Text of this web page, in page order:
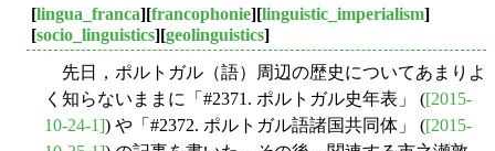
[lingua_franca][francophonie][linguistic_imperialism]
[socio_linguistics][geolinguistics]
先日，ポルトガル（語）周辺の歴史についてあまりよ
く知らないままに「#2371. ポルトガル史年表」 ([2015-
10-24-1]) や「#2372. ポルトガル語諸国共同体」 ([2015-